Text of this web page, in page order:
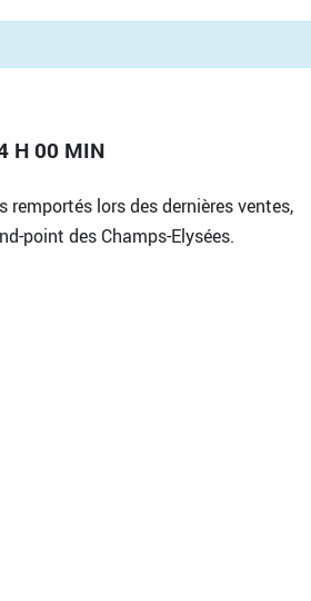
H 00 MIN
lors des dernières ventes,
point des Champs-Elysées.